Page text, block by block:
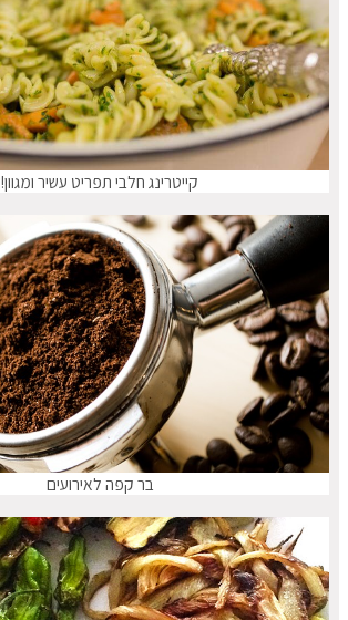
קייטרינג חלבי תפריט עשיר ומגוון!
בר קפה לאירועים